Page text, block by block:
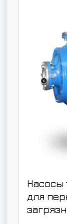
Насосы
для